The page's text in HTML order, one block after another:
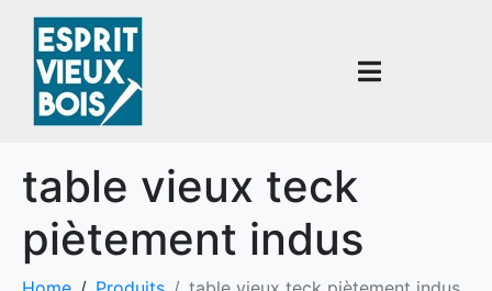
table vieux teck
piètement indus